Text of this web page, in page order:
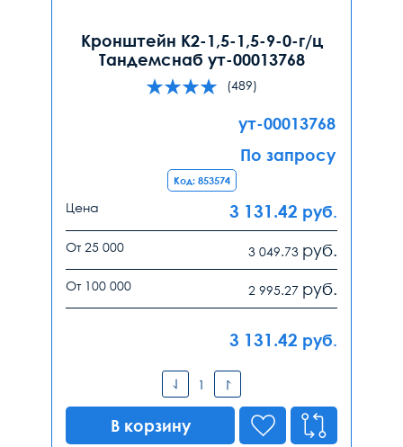
Кронштейн К2-1,5-1,5-9-0-г/ц
Тандемснаб ут-00013768
(489)
ут-00013768
По запросу
Код: 853574
Цена 3 131.42 руб.
От 25 000 3 049.73 руб.
От 100 000 2 995.27 руб.
3 131.42 руб.
В корзину